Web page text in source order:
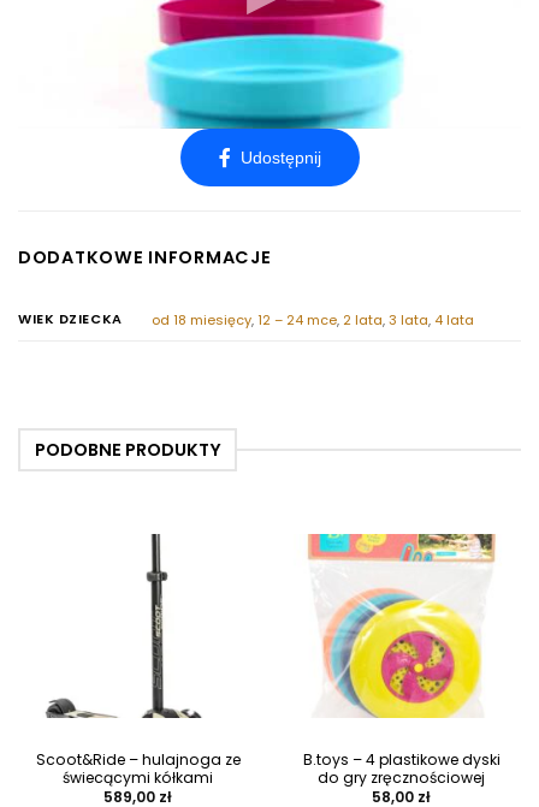
DODATKOWE INFORMACJE
WIEK DZIECKA od 18 miesięcy,12 – 24 mce, 2 lata,3 lata, 4 lata
Scoot&Ride – hulajnoga ze
świecącymi kółkami
589,00 zł
B.toys – 4 plastikowe dyski
do gry zręcznościowej
58,00 zł
PODOBNE PRODUKTY